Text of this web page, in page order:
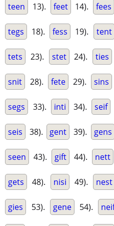
teen 13). feet 14). fees
tegs 18). fess 19). tent
tets 23). stet 24). ties
snit 28). fete 29). sins
segs 33). inti 34). seif
seis 38). gent 39). gens
seen 43). gift 44). nett
gets 48). nisi 49). nest
gies 53). gene 54).